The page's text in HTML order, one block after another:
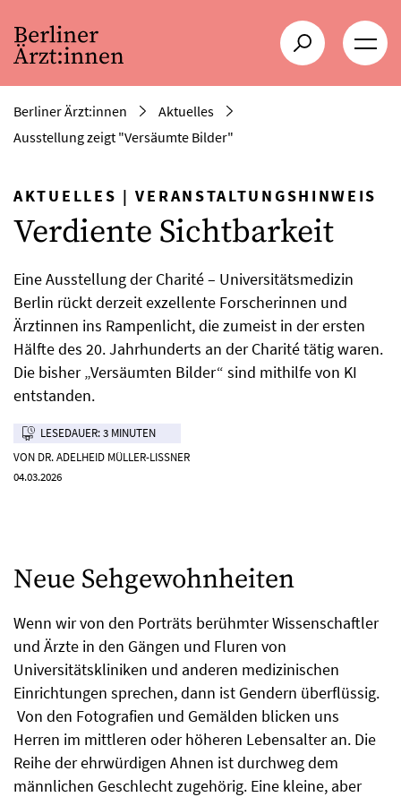
Berliner Ärzt:innen
Aktuelles
Ausstellung zeigt "Versäumte Bilder"
AKTUELLES |VERANSTALTUNGSHINWEIS
Verdiente Sichtbarkeit
Eine Ausstellung der Charité – Universitätsmedizin
Berlin rückt derzeit exzellente Forscherinnen und
Ärztinnen ins Rampenlicht, die zumeist in der ersten
Hälfte des 20. Jahrhunderts an der Charité tätig waren.
Die bisher „Versäumten Bilder“ sind mithilfe von KI
entstanden.
LESEDAUER: 3 MINUTEN
VON DR. ADELHEID MÜLLER-LISSNER
04.03.2026
Neue Sehgewohnheiten
Wenn wir von den Porträts berühmter Wissenschaftler
und Ärzte in den Gängen und Fluren von
Universitätskliniken und anderen medizinischen
Einrichtungen sprechen, dann ist Gendern überflüssig.
Von den Fotografien und Gemälden blicken uns
Herren im mittleren oder höheren Lebensalter an. Die
Reihe der ehrwürdigen Ahnen ist durchweg dem
männlichen Geschlecht zugehörig. Eine kleine, aber